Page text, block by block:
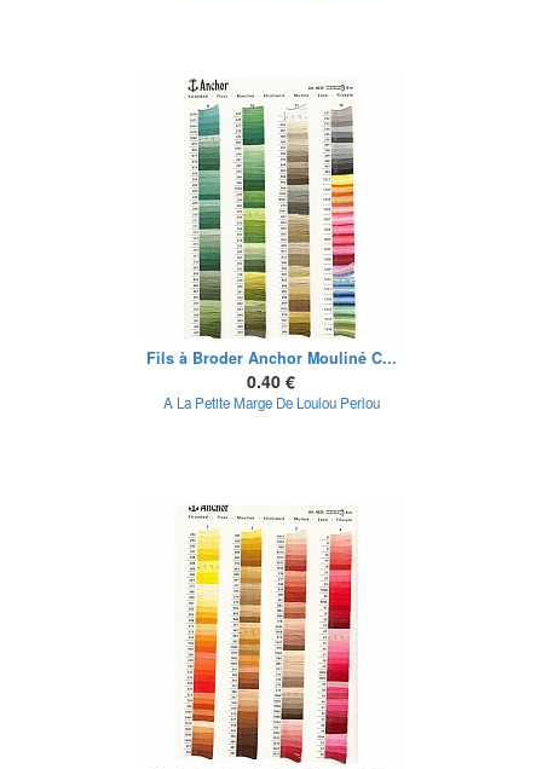
Fils à Broder Anchor Mouliné C...
0.40 €
A La Petite Marge De Loulou Perlou